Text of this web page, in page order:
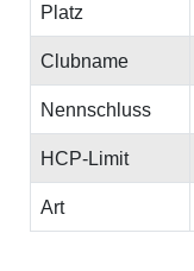
Platz
Clubname
Nennschluss
HCP-Limit
Art